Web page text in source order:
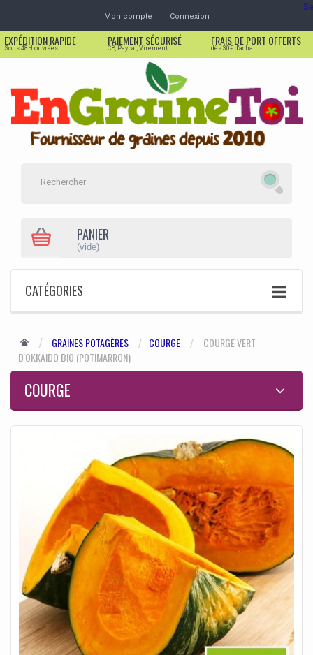
Mon compte Connexion
EXPÉDITION RAPIDE
Sous 48H ouvrées
PAIEMENT SÉCURISÉ
CB, Paypal, Virement,...
FRAIS DE PORT OFFERTS
dès 30€ d'achat
PANIER
(vide)
CATÉGORIES
GRAINES POTAGÈRES COURGE
COURGE VERT
D'OKKAIDO BIO (POTIMARRON)
COURGE